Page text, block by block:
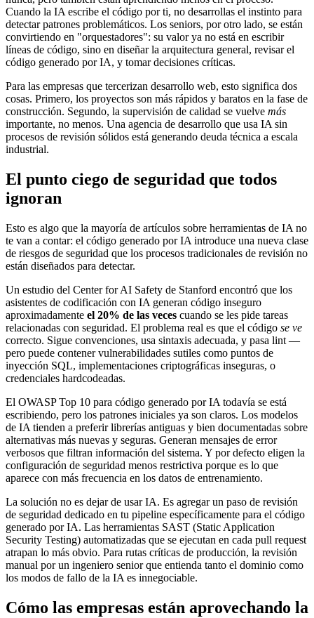
Cuando la IA escribe el código por ti, no desarrollas el instinto para
detectar patrones problemáticos. Los seniors, por otro lado, se están
convirtiendo en "orquestadores": su valor ya no está en escribir
líneas de código, sino en diseñar la arquitectura general, revisar el
código generado por IA, y tomar decisiones críticas.
Para las empresas que tercerizan desarrollo web, esto significa dos
cosas. Primero, los proyectos son más rápidos y baratos en la fase de
construcción. Segundo, la supervisión de calidad se vuelve más
importante, no menos. Una agencia de desarrollo que usa IA sin
procesos de revisión sólidos está generando deuda técnica a escala
industrial.
El punto ciego de seguridad que todos
ignoran
Esto es algo que la mayoría de artículos sobre herramientas de IA no
te van a contar: el código generado por IA introduce una nueva clase
de riesgos de seguridad que los procesos tradicionales de revisión no
están diseñados para detectar.
Un estudio del Center for AI Safety de Stanford encontró que los
asistentes de codificación con IA generan código inseguro
aproximadamente el 20% de las veces cuando se les pide tareas
relacionadas con seguridad. El problema real es que el código se ve
correcto. Sigue convenciones, usa sintaxis adecuada, y pasa lint —
pero puede contener vulnerabilidades sutiles como puntos de
inyección SQL, implementaciones criptográficas inseguras, o
credenciales hardcodeadas.
El OWASP Top 10 para código generado por IA todavía se está
escribiendo, pero los patrones iniciales ya son claros. Los modelos
de IA tienden a preferir librerías antiguas y bien documentadas sobre
alternativas más nuevas y seguras. Generan mensajes de error
verbosos que filtran información del sistema. Y por defecto eligen la
configuración de seguridad menos restrictiva porque es lo que
aparece con más frecuencia en los datos de entrenamiento.
La solución no es dejar de usar IA. Es agregar un paso de revisión
de seguridad dedicado en tu pipeline específicamente para el código
generado por IA. Las herramientas SAST (Static Application
Security Testing) automatizadas que se ejecutan en cada pull request
atrapan lo más obvio. Para rutas críticas de producción, la revisión
manual por un ingeniero senior que entienda tanto el dominio como
los modos de fallo de la IA es innegociable.
Cómo las empresas están aprovechando la